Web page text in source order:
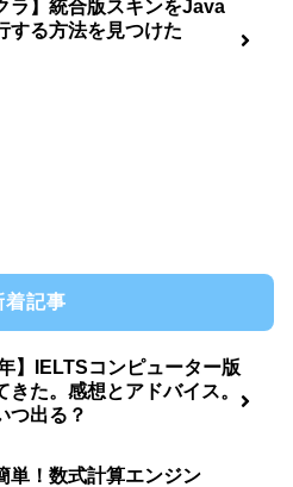
ラ】統合版スキンをJava
する方法を見つけた
着記事
年】IELTSコンピューター版
きた。感想とアドバイス。
つ出る？
単！数式計算エンジン